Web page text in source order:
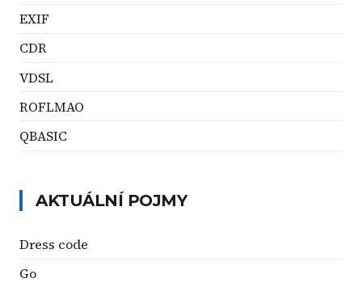
EXIF
CDR
VDSL
ROFLMAO
QBASIC
AKTUÁLNÍ POJMY
Dress code
Go